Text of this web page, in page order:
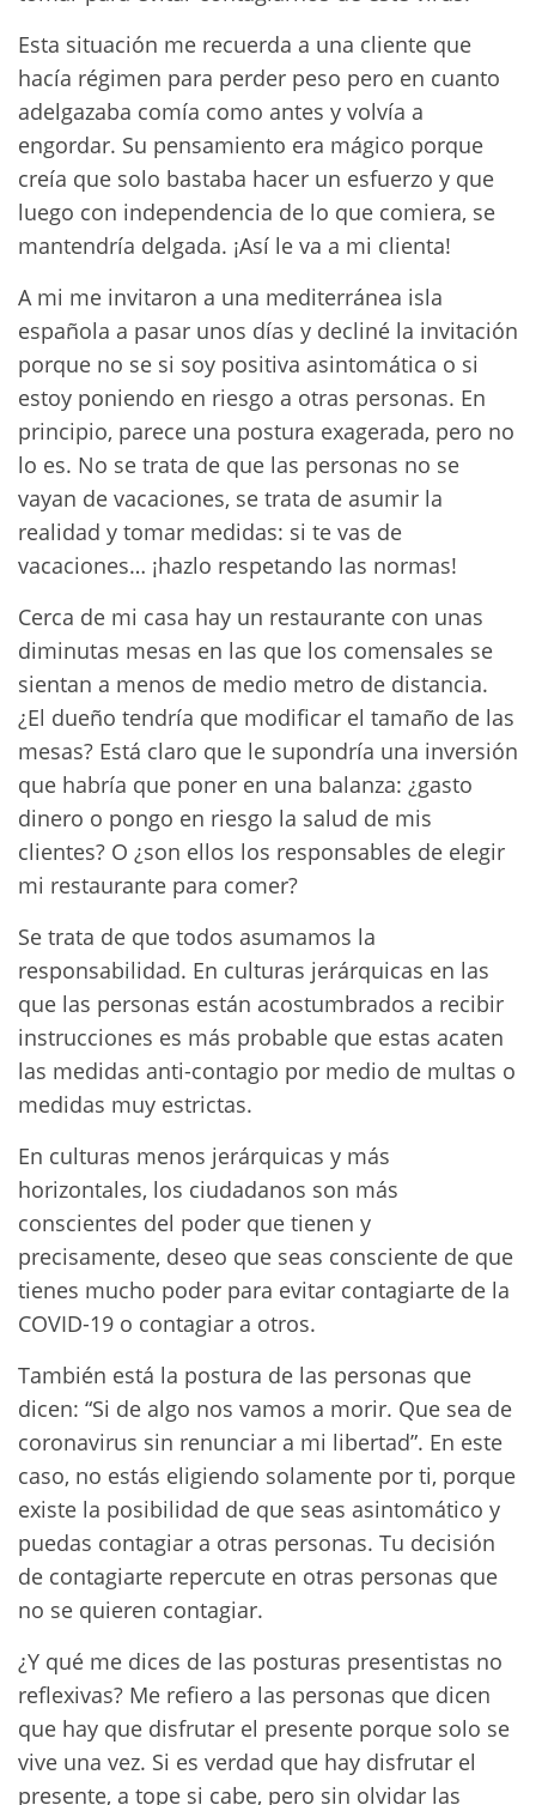
Esta situación me recuerda a una cliente que
hacía régimen para perder peso pero en cuanto
adelgazaba comía como antes y volvía a
engordar. Su pensamiento era mágico porque
creía que solo bastaba hacer un esfuerzo y que
luego con independencia de lo que comiera, se
mantendría delgada. ¡Así le va a mi clienta!
A mi me invitaron a una mediterránea isla
española a pasar unos días y decliné la invitación
porque no se si soy positiva asintomática o si
estoy poniendo en riesgo a otras personas. En
principio, parece una postura exagerada, pero no
lo es. No se trata de que las personas no se
vayan de vacaciones, se trata de asumir la
realidad y tomar medidas: si te vas de
vacaciones… ¡hazlo respetando las normas!
Cerca de mi casa hay un restaurante con unas
diminutas mesas en las que los comensales se
sientan a menos de medio metro de distancia.
¿El dueño tendría que modificar el tamaño de las
mesas? Está claro que le supondría una inversión
que habría que poner en una balanza: ¿gasto
dinero o pongo en riesgo la salud de mis
clientes? O ¿son ellos los responsables de elegir
mi restaurante para comer?
Se trata de que todos asumamos la
responsabilidad. En culturas jerárquicas en las
que las personas están acostumbrados a recibir
instrucciones es más probable que estas acaten
las medidas anti-contagio por medio de multas o
medidas muy estrictas.
En culturas menos jerárquicas y más
horizontales, los ciudadanos son más
conscientes del poder que tienen y
precisamente, deseo que seas consciente de que
tienes mucho poder para evitar contagiarte de la
COVID-19 o contagiar a otros.
También está la postura de las personas que
dicen: “Si de algo nos vamos a morir. Que sea de
coronavirus sin renunciar a mi libertad”. En este
caso, no estás eligiendo solamente por ti, porque
existe la posibilidad de que seas asintomático y
puedas contagiar a otras personas. Tu decisión
de contagiarte repercute en otras personas que
no se quieren contagiar.
¿Y qué me dices de las posturas presentistas no
reflexivas? Me refiero a las personas que dicen
que hay que disfrutar el presente porque solo se
vive una vez. Si es verdad que hay disfrutar el
presente, a tope si cabe, pero sin olvidar las